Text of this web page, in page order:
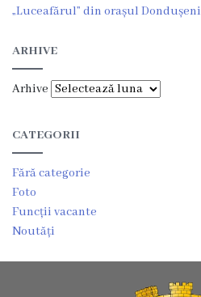
„Luceafărul” din orașul Dondușeni
ARHIVE
Arhive
CATEGORII
Fără categorie
Foto
Funcții vacante
Noutăți